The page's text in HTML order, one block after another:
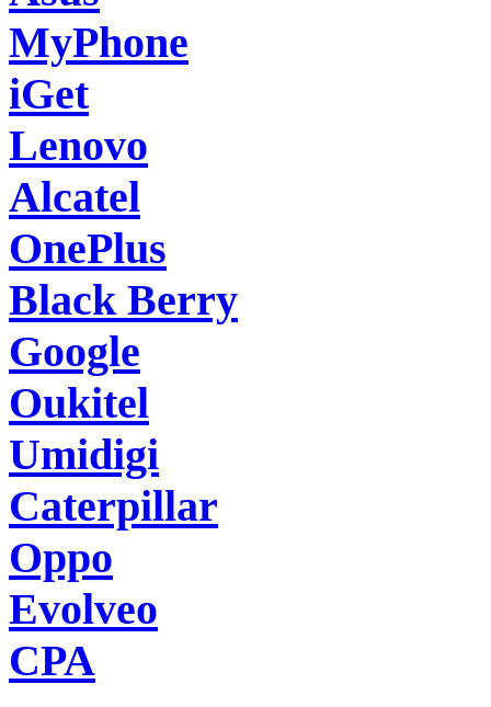
MyPhone
iGet
Lenovo
Alcatel
OnePlus
Black Berry
Google
Oukitel
Umidigi
Caterpillar
Oppo
Evolveo
CPA